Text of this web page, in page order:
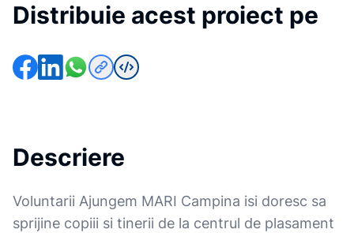
Distribuie acest proiect pe
Descriere
Voluntarii Ajungem MARI Campina isi doresc sa
sprijine copiii si tinerii de la centrul de plasament